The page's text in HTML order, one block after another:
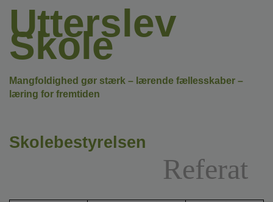
Utterslev
Skole
Mangfoldighed gør stærk – lærende fællesskaber –
læring for fremtiden
Skolebestyrelsen
Referat